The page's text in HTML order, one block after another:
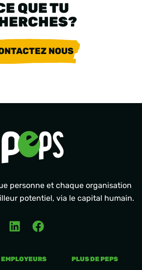
QUE TU
NOUS
personne et chaque organisation
potentiel, via le capital humain.
EMPLOYEURS PLUS DE PEPS